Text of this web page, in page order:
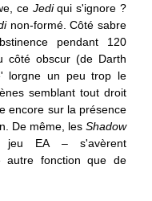
ce Jediqui s'ignore ?
non-formé.Côté sabre
pendant 120
côté obscur (de Darth
lorgne un peu trop le
semblant tout droit
encore sur la présence
De même, les Shadow
jeu EA – s'avèrent
autre fonction que de